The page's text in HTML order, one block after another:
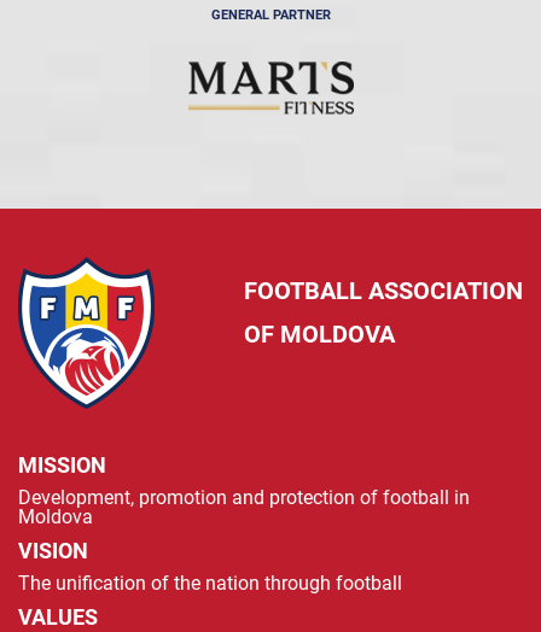
GENERAL PARTNER
FOOTBALL ASSOCIATION
OF MOLDOVA
MISSION
Development, promotion and protection of football in
Moldova
VISION
The unification of the nation through football
VALUES